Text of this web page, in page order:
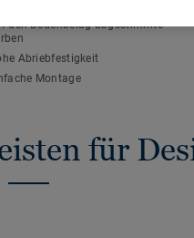
den Bodenbelag abgestimmte
Abriebfestigkeit
Montage
für